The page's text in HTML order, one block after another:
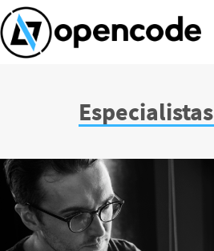
Especialistas